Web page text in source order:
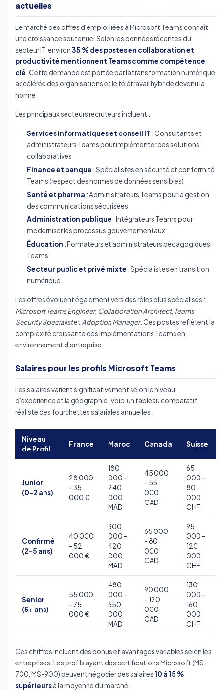
actuelles
Le marché des offres d'emploi liées à Microsoft Teams connaît
une croissance soutenue. Selon les données récentes du
secteur IT, environ35 % des postes en collaboration et
productivité mentionnent Teams comme compétence
clé . Cette demande est portée par la transformation numérique
accélérée des organisations et le télétravail hybride devenu la
norme.
Les principaux secteurs recruteurs incluent :
Services informatiques et conseil IT : Consultants et
administrateurs Teams pour implémenter des solutions
collaboratives
Finance et banque : Spécialistes en sécurité et conformité
Teams (respect des normes de données sensibles)
Santé et pharma : Administrateurs Teams pour la gestion
des communications sécurisées
Administration publique : Intégrateurs Teams pour
moderniser les processus gouvernementaux
Éducation : Formateurs et administrateurs pédagogiques
Teams
Secteur public et privé mixte : Spécialistes en transition
numérique
Les offres évoluent également vers des rôles plus spécialisés :
Microsoft Teams Engineer, Collaboration Architect, Teams
Security Specialistet Adoption Manager. Ces postes reflètent la
complexité croissante des implémentations Teams en
environnement d'entreprise.
Salaires pour les profils Microsoft Teams
Les salaires varient significativement selon le niveau
d'expérience et la géographie. Voici un tableau comparatif
réaliste des fourchettes salariales annuelles :
Niveau
de Profil
France Maroc Canada Suisse
Junior
(0-2 ans)
28 000
- 35
000 €
180
000 -
240
000
MAD
45 000
- 55
000
CAD
65
000 -
80
000
CHF
Confirmé
(2-5 ans)
40 000
- 52
000 €
300
000 -
420
000
MAD
65 000
- 80
000
CAD
95
000 -
120
000
CHF
Senior
(5+ ans)
55 000
- 75
000 €
480
000 -
650
000
MAD
90 000
- 120
000
CAD
130
000 -
160
000
CHF
Ces chiffres incluent des bonus et avantages variables selon les
entreprises. Les profils ayant des certifications Microsoft (MS-
700, MS-900) peuvent négocier des salaires 10 à 15 %
supérieursà la moyenne du marché.